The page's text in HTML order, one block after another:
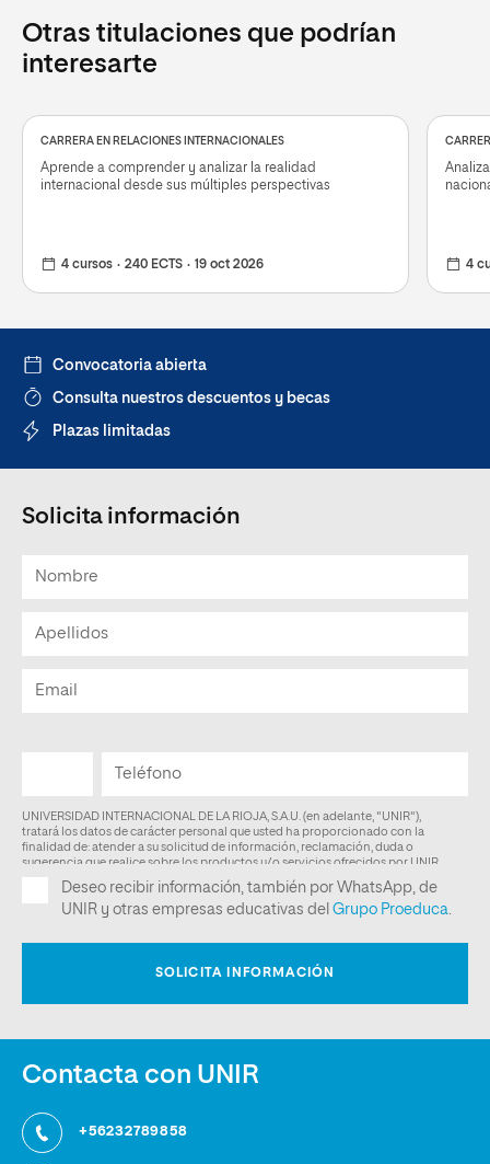
Otras titulaciones que podrían
interesarte
CARRERA EN RELACIONES INTERNACIONALES
Aprende a comprender y analizar la realidad
internacional desde sus múltiples perspectivas
4 cursos 240 ECTS 19 oct 2026 4
Convocatoria abierta
Consulta nuestros descuentos y becas
Plazas limitadas
Solicita información
Contacta con UNIR
+56232789858